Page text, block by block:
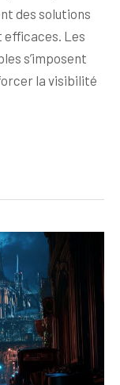
des solutions
efficaces. Les
s’imposent
la visibilité